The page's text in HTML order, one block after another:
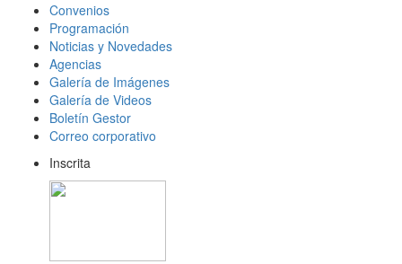
Convenios
Programación
Noticias y Novedades
Agencias
Galería de Imágenes
Galería de Videos
Boletín Gestor
Correo corporativo
Inscrita